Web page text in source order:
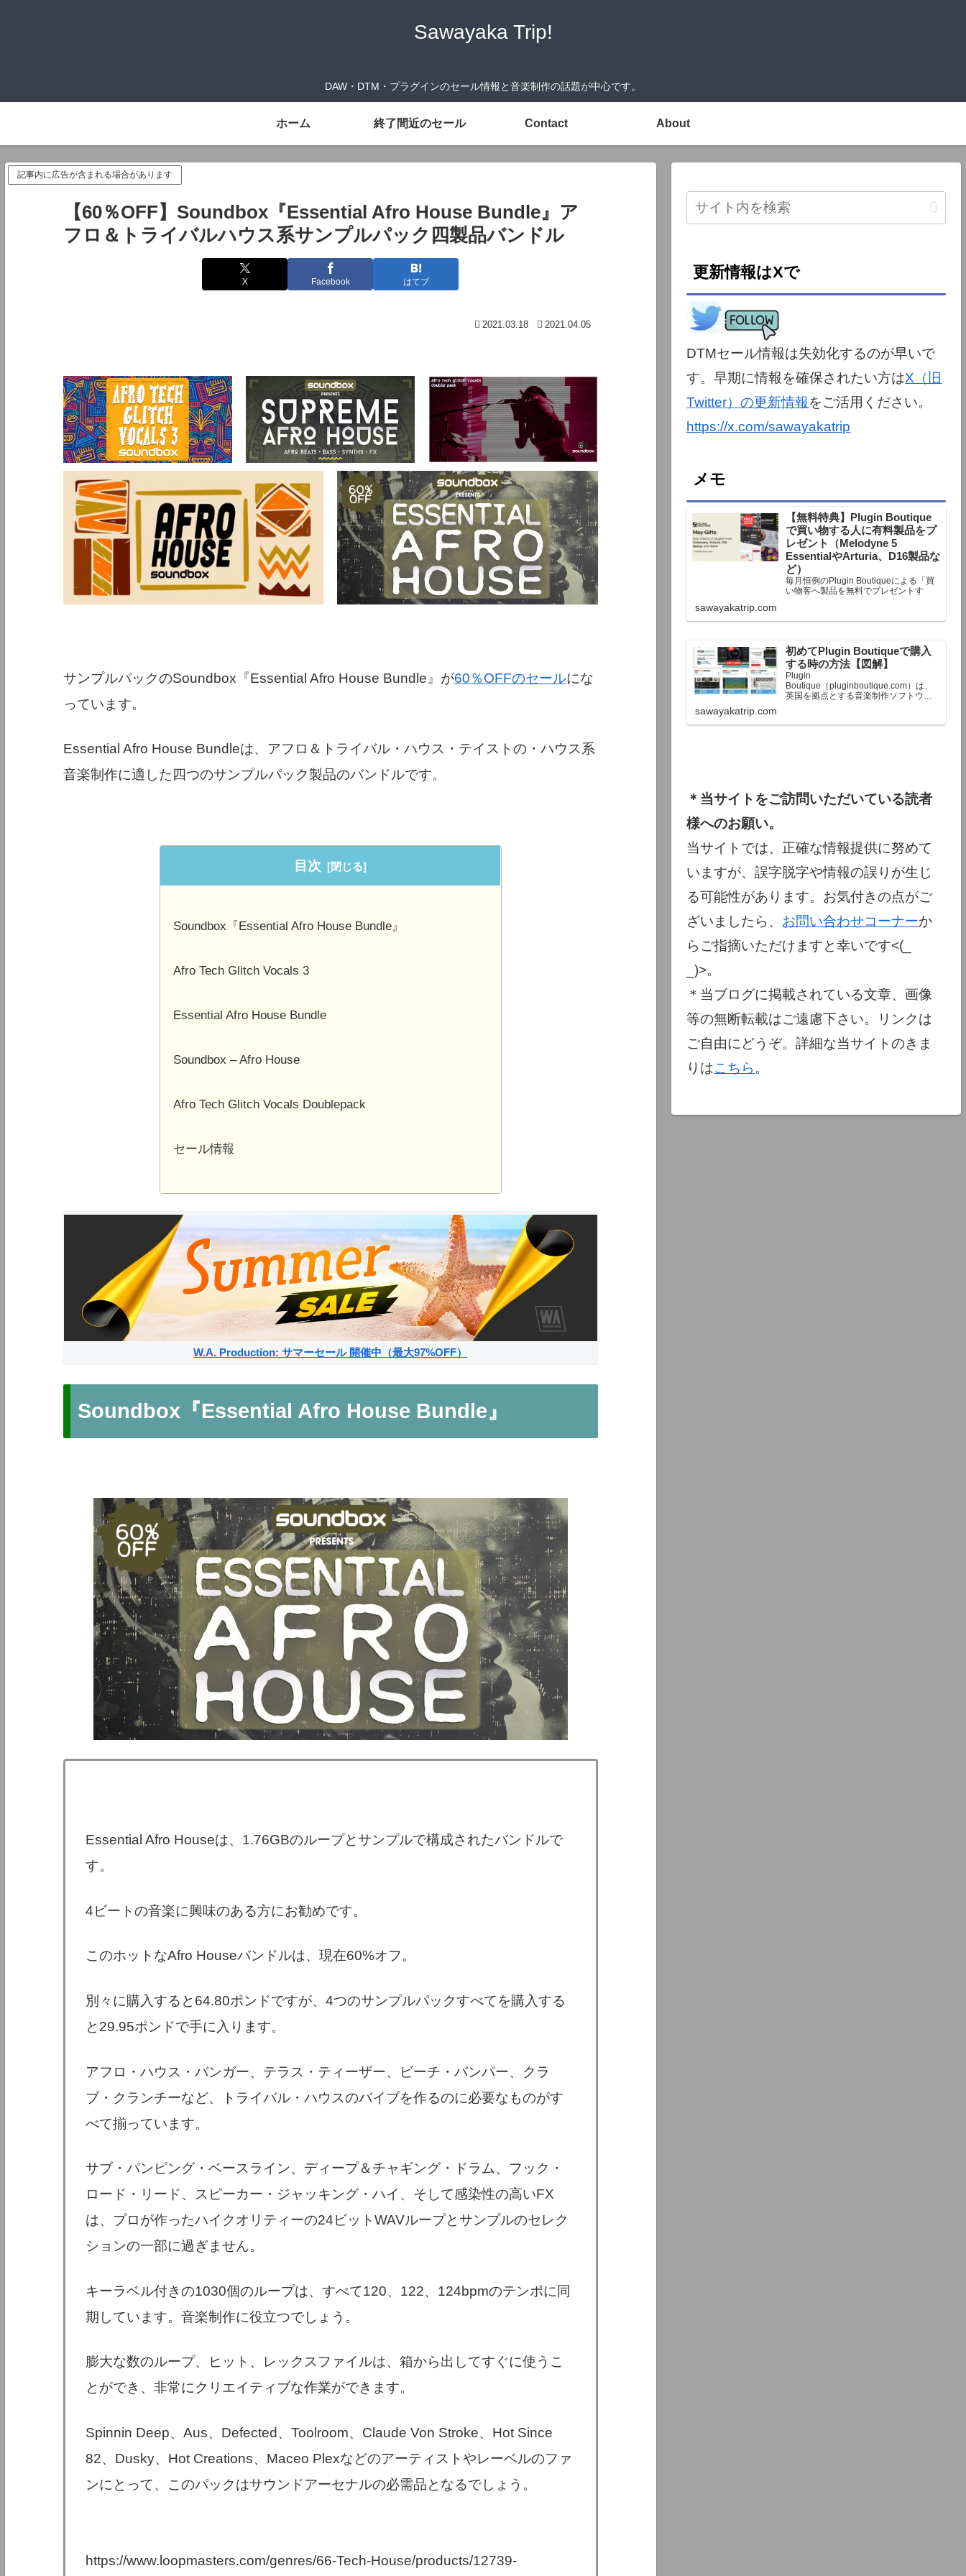
Sawayaka Trip!
DAW・DTM・プラグインのセール情報と音楽制作の話題が中心です。
ホーム 終了間近のセール Contact About
記事内に広告が含まれる場合があります
【60％OFF】Soundbox『Essential Afro House Bundle』ア
フロ＆トライバルハウス系サンプルパック四製品バンドル
X Facebook はてブ
2021.03.18 2021.04.05
サンプルパックのSoundbox『Essential Afro House Bundle』が60％OFFのセールにな
っています。
Essential Afro House Bundleは、アフロ＆トライバル・ハウス・テイストの・ハウス系
音楽制作に適した四つのサンプルパック製品のバンドルです。
目次
Soundbox『Essential Afro House Bundle』
Afro Tech Glitch Vocals 3
Essential Afro House Bundle
Soundbox – Afro House
Afro Tech Glitch Vocals Doublepack
セール情報
W.A. Production: サマーセール 開催中（最大97%OFF）
Soundbox『Essential Afro House Bundle』
Essential Afro Houseは、1.76GBのループとサンプルで構成されたバンドルで
す。
4ビートの音楽に興味のある方にお勧めです。
このホットなAfro Houseバンドルは、現在60%オフ。
別々に購入すると64.80ポンドですが、4つのサンプルパックすべてを購入する
と29.95ポンドで手に入ります。
アフロ・ハウス・バンガー、テラス・ティーザー、ビーチ・バンパー、クラ
ブ・クランチーなど、トライバル・ハウスのバイブを作るのに必要なものがす
べて揃っています。
サブ・パンピング・ベースライン、ディープ＆チャギング・ドラム、フック・
ロード・リード、スピーカー・ジャッキング・ハイ、そして感染性の高いFX
は、プロが作ったハイクオリティーの24ビットWAVループとサンプルのセレク
ションの一部に過ぎません。
キーラベル付きの1030個のループは、すべて120、122、124bpmのテンポに同
期しています。音楽制作に役立つでしょう。
膨大な数のループ、ヒット、レックスファイルは、箱から出してすぐに使うこ
とができ、非常にクリエイティブな作業ができます。
Spinnin Deep、Aus、Defected、Toolroom、Claude Von Stroke、Hot Since
82、Dusky、Hot Creations、Maceo Plexなどのアーティストやレーベルのファ
ンにとって、このパックはサウンドアーセナルの必需品となるでしょう。
https://www.loopmasters.com/genres/66-Tech-House/products/12739-
更新情報はXで
DTMセール情報は失効化するのが早いで
す。早期に情報を確保されたい方はX（旧
Twitter）の更新情報をご活用ください。
https://x.com/sawayakatrip
メモ
【無料特典】Plugin Boutique
で買い物する人に有料製品をプ
レゼント（Melodyne 5
EssentialやArturia、D16製品な
ど）
毎月恒例のPlugin Boutiqueによる「買
い物客へ製品を無料でプレゼントす
る」企画。今月もプレゼント企画が用
定額以上のお金を出して何かを購入す
終了予定日：日本時間：6/1（月…
sawayakatrip.com
初めてPlugin Boutiqueで購入
する時の方法【図解】
Plugin
Boutique（pluginboutique.com）は、
英国を拠点とする音楽制作ソフトウェ
で、世界中のミュージシャンに利用さ
sawayakatrip.com
＊当サイトをご訪問いただいている読者
様へのお願い。
当サイトでは、正確な情報提供に努めて
いますが、誤字脱字や情報の誤りが生じ
る可能性があります。お気付きの点がご
ざいましたら、 お問い合わせコーナーか
らご指摘いただけますと幸いです<(_
_)>。
＊当ブログに掲載されている文章、画像
等の無断転載はご遠慮下さい。リンクは
ご自由にどうぞ。詳細な当サイトのきま
りはこちら 。